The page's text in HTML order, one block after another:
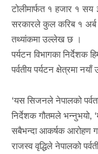
टोलीमार्फत १ हजार १ सय
सरकारले कुल करिब १ अर्ब
तथ्यांकमा उल्लेख छ ।
पर्यटन विभागका निर्देशक
पर्वतीय पर्यटन क्षेत्रमा
‘यस सिजनले नेपालको
निर्देशक गौतमले भन्नुभयो,
सबैभन्दा आकर्षक आरोहण
राजस्व वृद्धिले नेपालको